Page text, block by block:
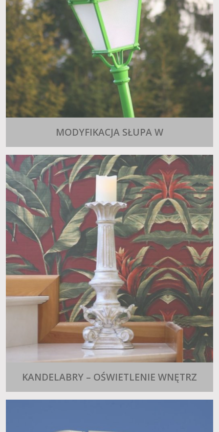
MODYFIKACJA SŁUPA W
KANDELABRY – OŚWIETLENIE WNĘTRZ